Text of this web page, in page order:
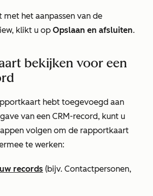
met het aanpassen van de
klikt u op Opslaan en afsluiten.
bekijken voor een
hebt toegevoegd aan
van een CRM-record, kunt u
volgen om de rapportkaart
te werken:
uw records (bijv. Contactpersonen,